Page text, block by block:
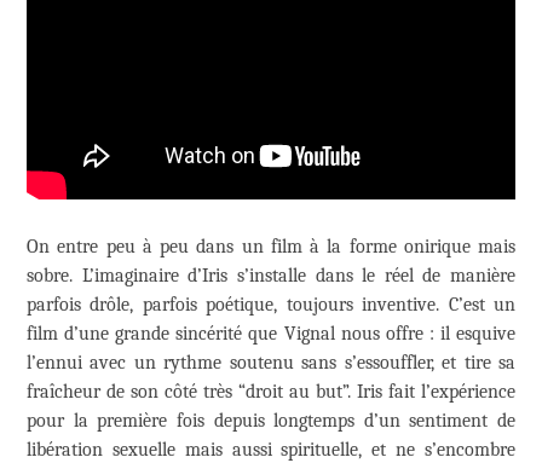
On entre peu à peu dans un film à la forme onirique mais
sobre. L’imaginaire d’Iris s’installe dans le réel de manière
parfois drôle, parfois poétique, toujours inventive. C’est un
film d’une grande sincérité que Vignal nous offre : il esquive
l’ennui avec un rythme soutenu sans s’essouffler, et tire sa
fraîcheur de son côté très “droit au but”. Iris fait l’expérience
pour la première fois depuis longtemps d’un sentiment de
libération sexuelle mais aussi spirituelle, et ne s’encombre